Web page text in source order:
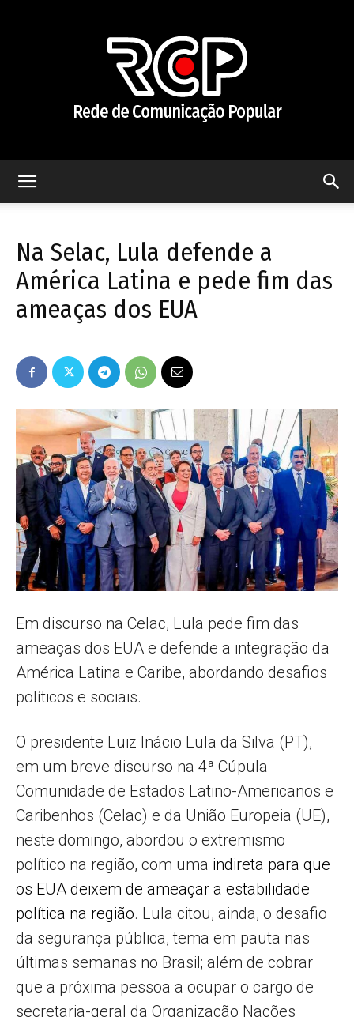
Popular
–
AL
Na Selac, Lula defende a
América Latina e pede fim das
ameaças dos EUA
Em discurso na Celac, Lula pede fim das
ameaças dos EUA e defende a integração da
América Latina e Caribe, abordando desafios
políticos e sociais.
O presidente Luiz Inácio Lula da Silva (PT),
em um breve discurso na 4ª Cúpula
Comunidade de Estados Latino-Americanos e
Caribenhos (Celac) e da União Europeia (UE),
neste domingo, abordou o extremismo
político na região, com uma indireta para que
os EUA deixem de ameaçar a estabilidade
política na região. Lula citou, ainda, o desafio
da segurança pública, tema em pauta nas
últimas semanas no Brasil; além de cobrar
que a próxima pessoa a ocupar o cargo de
secretaria-geral da Organização Nações